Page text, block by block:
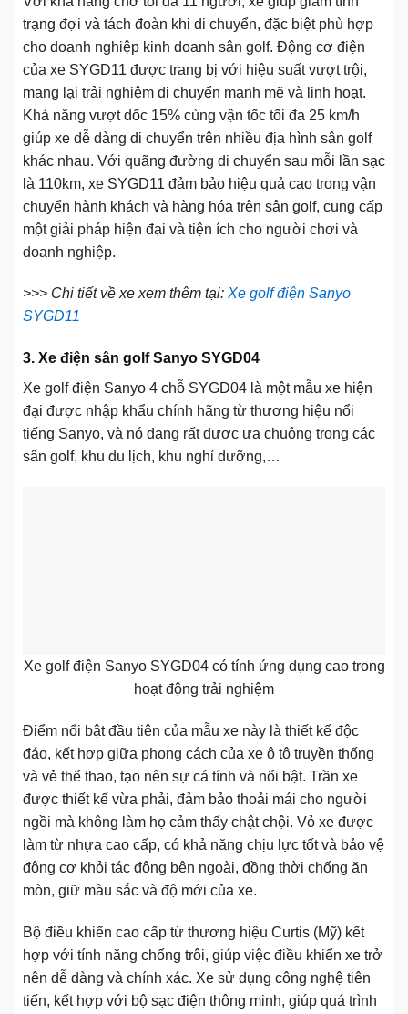
trạng đợi và tách đoàn khi di chuyển, đặc biệt phù hợp
cho doanh nghiệp kinh doanh sân golf. Động cơ điện
của xe SYGD11 được trang bị với hiệu suất vượt trội,
mang lại trải nghiệm di chuyển mạnh mẽ và linh hoạt.
Khả năng vượt dốc 15% cùng vận tốc tối đa 25 km/h
giúp xe dễ dàng di chuyển trên nhiều địa hình sân golf
khác nhau. Với quãng đường di chuyển sau mỗi lần sạc
là 110km, xe SYGD11 đảm bảo hiệu quả cao trong vận
chuyển hành khách và hàng hóa trên sân golf, cung cấp
một giải pháp hiện đại và tiện ích cho người chơi và
doanh nghiệp.
>>> Chi tiết về xe xem thêm tại: Xe golf điện Sanyo
SYGD11
3. Xe điện sân golf Sanyo SYGD04
Xe golf điện Sanyo 4 chỗ SYGD04 là một mẫu xe hiện
đại được nhập khẩu chính hãng từ thương hiệu nổi
tiếng Sanyo, và nó đang rất được ưa chuộng trong các
sân golf, khu du lịch, khu nghỉ dưỡng,…
Xe golf điện Sanyo SYGD04 có tính ứng dụng cao trong
hoạt động trải nghiệm
Điểm nổi bật đầu tiên của mẫu xe này là thiết kế độc
đáo, kết hợp giữa phong cách của xe ô tô truyền thống
và vẻ thể thao, tạo nên sự cá tính và nổi bật. Trần xe
được thiết kế vừa phải, đảm bảo thoải mái cho người
ngồi mà không làm họ cảm thấy chật chội. Vỏ xe được
làm từ nhựa cao cấp, có khả năng chịu lực tốt và bảo vệ
động cơ khỏi tác động bên ngoài, đồng thời chống ăn
mòn, giữ màu sắc và độ mới của xe.
Bộ điều khiển cao cấp từ thương hiệu Curtis (Mỹ) kết
hợp với tính năng chống trôi, giúp việc điều khiển xe trở
nên dễ dàng và chính xác. Xe sử dụng công nghệ tiên
tiến, kết hợp với bộ sạc điện thông minh, giúp quá trình